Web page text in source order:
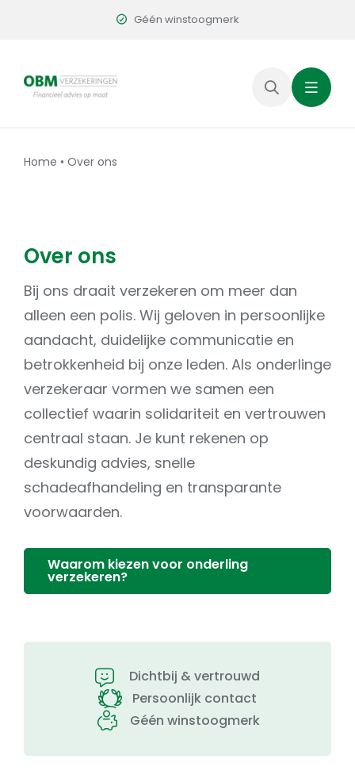
Géén winstoogmerk
Home • Over ons
Over ons
Bij ons draait verzekeren om meer dan
alleen een polis. Wij geloven in persoonlijke
aandacht, duidelijke communicatie en
betrokkenheid bij onze leden. Als onderlinge
verzekeraar vormen we samen een
collectief waarin solidariteit en vertrouwen
centraal staan. Je kunt rekenen op
deskundig advies, snelle
schadeafhandeling en transparante
voorwaarden.
Waarom kiezen voor onderling
verzekeren?
Dichtbij & vertrouwd
Persoonlijk contact
Géén winstoogmerk